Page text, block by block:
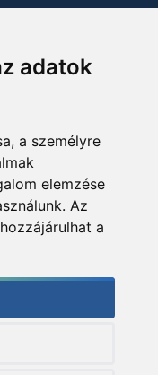
adatok
a személyre
elemzése
Az
a